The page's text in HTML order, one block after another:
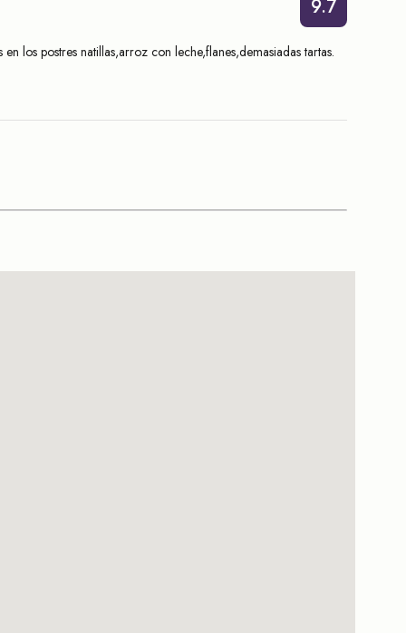
9.7
los postres natillas,arroz con leche,flanes,demasiadas tartas.